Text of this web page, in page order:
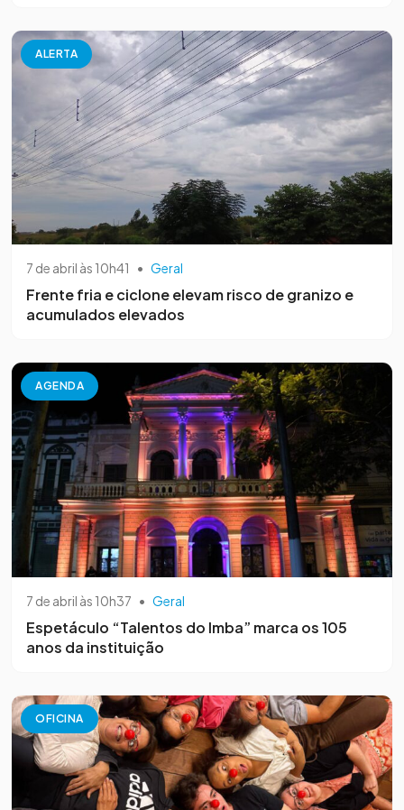
ALERTA
7 de abril às 10h41 • Geral
Frente fria e ciclone elevam risco de granizo e
acumulados elevados
AGENDA
7 de abril às 10h37 • Geral
Espetáculo “Talentos do Imba” marca os 105
anos da instituição
OFICINA